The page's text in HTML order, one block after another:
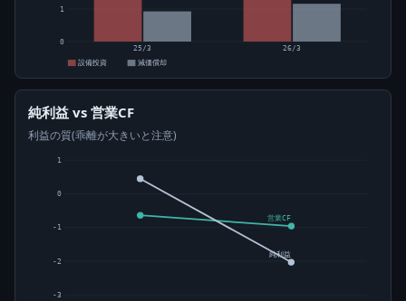
0
1
25/3
26/3
設備投資
減価償却
純利益 vs 営業CF
利益の質(乖離が大きいと注意)
-3
-2
-1
0
1
営業CF
純利益